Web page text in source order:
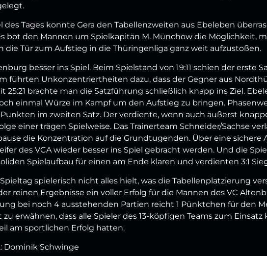
des Tages konnte Gera den Tabellenzweiten aus Ebeleben
bot den Mannen um Spielkapitän M. Münchow die Möglichkeit,
die Tür zum Aufstieg in die Thüringenliga ganz weit aufzustoßen.
besser ins Spiel. Beim Spielstand von 19:11 schien der erste
führten Unkonzentriertheiten dazu, dass der Gegner aus
25:21 brachte man die Satzführung schließlich knapp ins Ziel.
einmal Würze im Kampf um den Aufstieg zu bringen.
im zweiten Satz. Der verdiente, wenn auch äußerst
einer trägen Spielweise. Das Trainerteam Schneider/Sachse
die Konzentration auf die Grundtugenden. Über eine sichere
des VCA wieder besser ins Spiel gebracht werden. Und die
Spielaufbau für einen am Ende klaren und verdienten 3:1 Sieg
spielerisch nicht alles hielt, was die Tabellenplatzierung
reinen Ergebnisse ein voller Erfolg für die Mannen des VC
bei noch 4 ausstehenden Partien reicht 1 Pünktchen für den
erwähnen, dass alle Spieler des 13-köpfigen Teams zum Einsatz
am sportlichen Erfolg hatten.
Dominik Schwinge